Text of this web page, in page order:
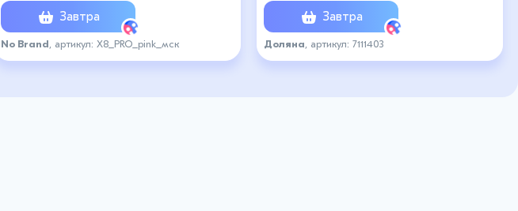
Завтра
No Brand , артикул: Х8_PRO_pink_мск
Завтра
Доляна , артикул: 7111403